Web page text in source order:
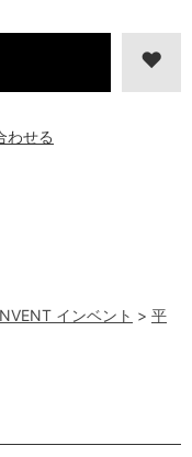
インベント > 平
わせる